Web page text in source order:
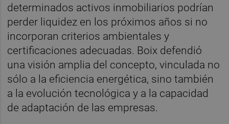
determinados activos inmobiliarios podrían
perder liquidez en los próximos años si no
incorporan criterios ambientales y
certificaciones adecuadas. Boix defendió
una visión amplia del concepto, vinculada no
sólo a la eficiencia energética, sino también
a la evolución tecnológica y a la capacidad
de adaptación de las empresas.